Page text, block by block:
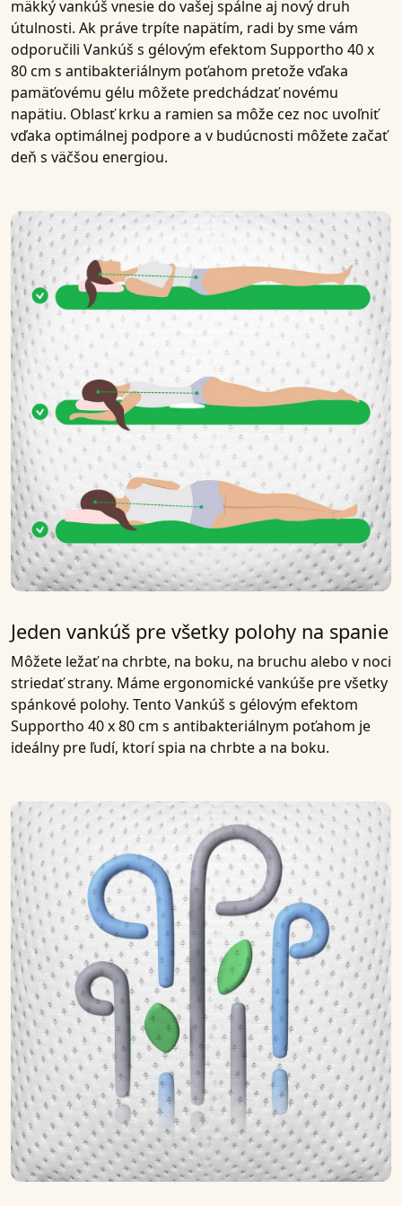
mäkký vankúš vnesie do vašej spálne aj nový druh
útulnosti. Ak práve trpíte napätím, radi by sme vám
odporučili Vankúš s gélovým efektom Supportho 40 x
80 cm s antibakteriálnym poťahom pretože vďaka
pamäťovému gélu môžete predchádzať novému
napätiu. Oblasť krku a ramien sa môže cez noc uvoľniť
vďaka optimálnej podpore a v budúcnosti môžete začať
deň s väčšou energiou.
Jeden vankúš pre všetky polohy na spanie
Môžete ležať na chrbte, na boku, na bruchu alebo v noci
striedať strany. Máme ergonomické vankúše pre všetky
spánkové polohy. Tento Vankúš s gélovým efektom
Supportho 40 x 80 cm s antibakteriálnym poťahom je
ideálny pre ľudí, ktorí spia na chrbte a na boku.